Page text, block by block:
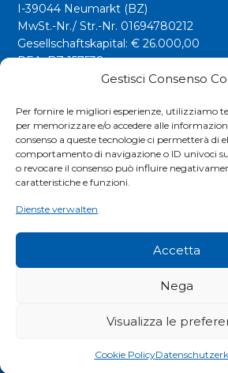
Gestisci Consenso
Per fornire le migliori esperienze, utilizziamo
per memorizzare e/o accedere alle
consenso a queste tecnologie ci permetterà di
comportamento di navigazione o ID univoci
o revocare il consenso può influire
caratteristiche e funzioni.
Dienste verwalten
Accetta
Nega
Visualizza le
Cookie Policy
I-39044 Neumarkt (BZ)
MwSt.-Nr./ Str.-Nr. 01694780212
Gesellschaftskapital: € 26.000,00
REA: BZ 157538
info@riwega.com
Tel.+39 0471 827500
Social
PRIVACY POLICY
© RIWEGA SRL. ALL RIGHTS